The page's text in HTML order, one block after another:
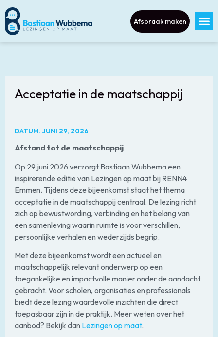
Afspraak maken
Acceptatie in de maatschappij
DATUM: JUNI 29, 2026
Afstand tot de maatschappij
Op 29 juni 2026 verzorgt Bastiaan Wubbema een
inspirerende editie van Lezingen op maat bij RENN4
Emmen. Tijdens deze bijeenkomst staat het thema
acceptatie in de maatschappij centraal. De lezing richt
zich op bewustwording, verbinding en het belang van
een samenleving waarin ruimte is voor verschillen,
persoonlijke verhalen en wederzijds begrip.
Met deze bijeenkomst wordt een actueel en
maatschappelijk relevant onderwerp op een
toegankelijke en impactvolle manier onder de aandacht
gebracht. Voor scholen, organisaties en professionals
biedt deze lezing waardevolle inzichten die direct
toepasbaar zijn in de praktijk. Meer weten over het
aanbod? Bekijk dan Lezingen op maat.